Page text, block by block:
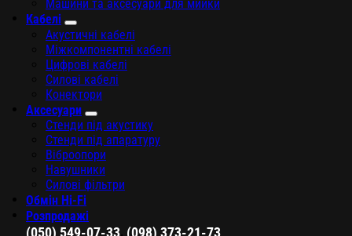
Машини та аксесуари для мийки
Кабелі
Акустичні кабелі
Міжкомпонентні кабелі
Цифрові кабелі
Силові кабелі
Конектори
Аксесуари
Стенди під акустику
Стенди під апаратуру
Віброопори
Навушники
Силові фільтри
Обмін Hi-Fi
Розпродажі
(050) 549-07-33 (098) 373-21-73